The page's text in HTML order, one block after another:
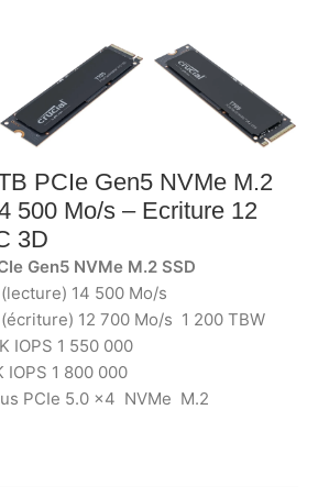
PCIe Gen5 NVMe M.2
500 Mo/s – Ecriture 12
3D
Gen5 NVMe M.2 SSD
14 500 Mo/s
12 700 Mo/s 1 200 TBW
IOPS 1 550 000
IOPS 1 800 000
PCIe 5.0 x4 NVMe M.2